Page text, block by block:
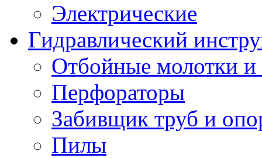
Электрические
Гидравлический
Отбойные молотки
Перфораторы
Забивщик труб и
Пилы